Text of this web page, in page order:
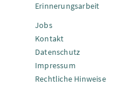
Erinnerungsarbeit
Jobs
Kontakt
Datenschutz
Impressum
Rechtliche Hinweise